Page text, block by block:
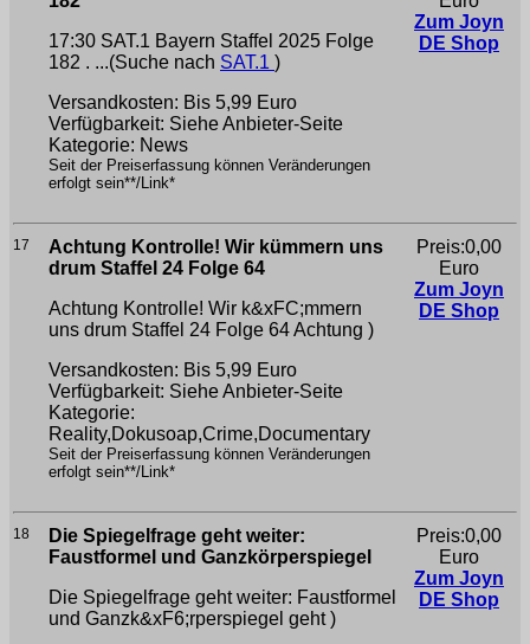
17:30 SAT.1 Bayern Staffel 2025 Folge
182 . ...(Suche nach SAT.1 )
Versandkosten: Bis 5,99 Euro
Verfügbarkeit: Siehe Anbieter-Seite
Kategorie: News
Seit der Preiserfassung können Veränderungen
erfolgt sein**/Link*
Zum Joyn
DE Shop
17
Achtung Kontrolle! Wir kümmern uns
drum Staffel 24 Folge 64
Achtung Kontrolle! Wir k&xFC;mmern
uns drum Staffel 24 Folge 64Achtung )
Versandkosten: Bis 5,99 Euro
Verfügbarkeit: Siehe Anbieter-Seite
Kategorie:
Reality,Dokusoap,Crime,Documentary
Seit der Preiserfassung können Veränderungen
erfolgt sein**/Link*
Preis:0,00
Euro
Zum Joyn
DE Shop
18
Die Spiegelfrage geht weiter:
Faustformel und Ganzkörperspiegel
Die Spiegelfrage geht weiter: Faustformel
und Ganzk&xF6;rperspiegel geht )
Preis:0,00
Euro
Zum Joyn
DE Shop